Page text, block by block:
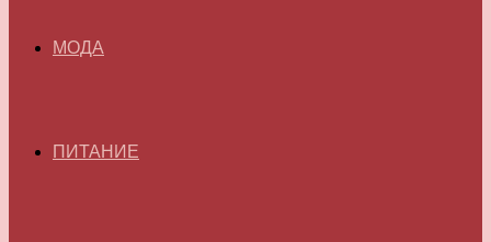
МОДА
ПИТАНИЕ